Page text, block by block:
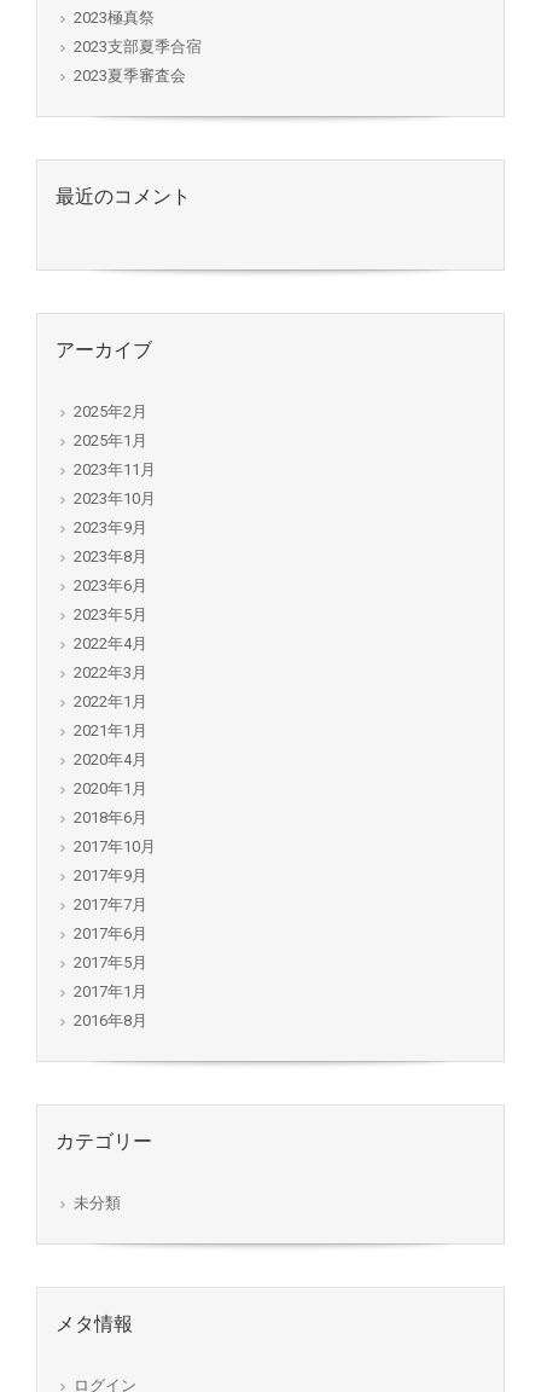
2023極真祭
2023支部夏季合宿
2023夏季審査会
最近のコメント
アーカイブ
2025年2月
2025年1月
2023年11月
2023年10月
2023年9月
2023年8月
2023年6月
2023年5月
2022年4月
2022年3月
2022年1月
2021年1月
2020年4月
2020年1月
2018年6月
2017年10月
2017年9月
2017年7月
2017年6月
2017年5月
2017年1月
2016年8月
カテゴリー
未分類
メタ情報
ログイン